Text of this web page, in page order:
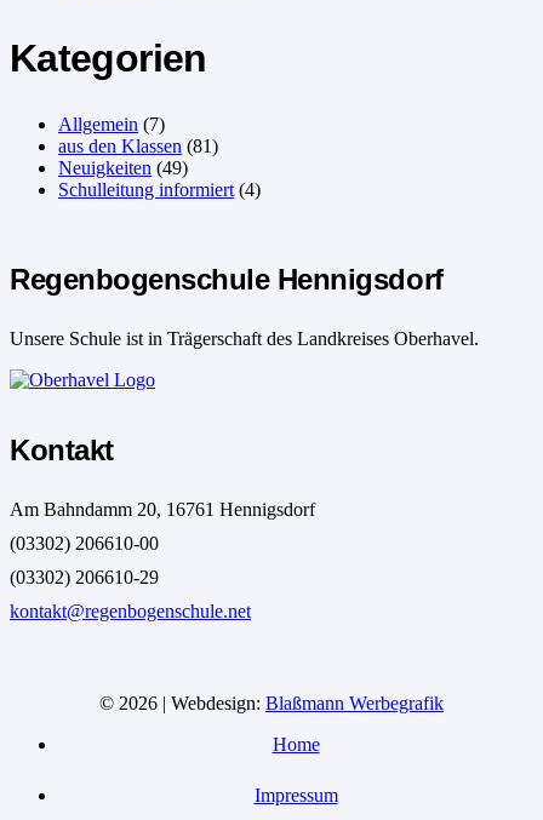
Kategorien
Allgemein (7)
aus den Klassen (81)
Neuigkeiten (49)
Schulleitung informiert (4)
Regenbogenschule Hennigsdorf
Unsere Schule ist in Trägerschaft des Landkreises Oberhavel.
Kontakt
Am Bahndamm 20, 16761 Hennigsdorf
(03302) 206610-00
(03302) 206610-29
kontakt@regenbogenschule.net
© 2026 | Webdesign: Blaßmann Werbegrafik
Home
Impressum